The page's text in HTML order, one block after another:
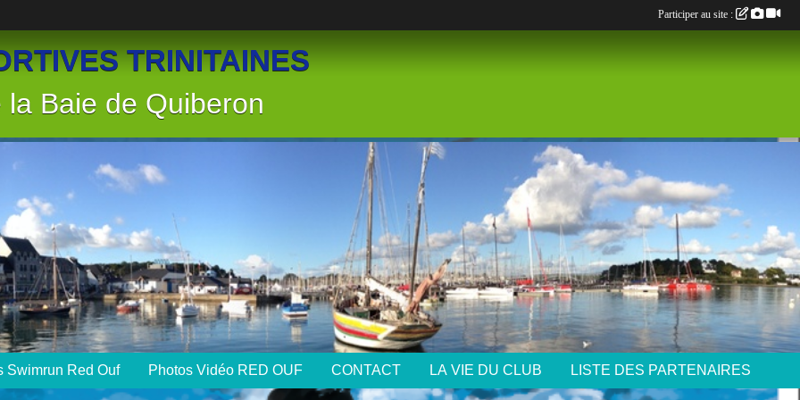
TRINITAINES
Baie de Quiberon
Swimrun Red Ouf Photos Vidéo RED OUF CONTACT LA VIE DU CLUB LISTE DES PARTENAIRES
Participer au site :